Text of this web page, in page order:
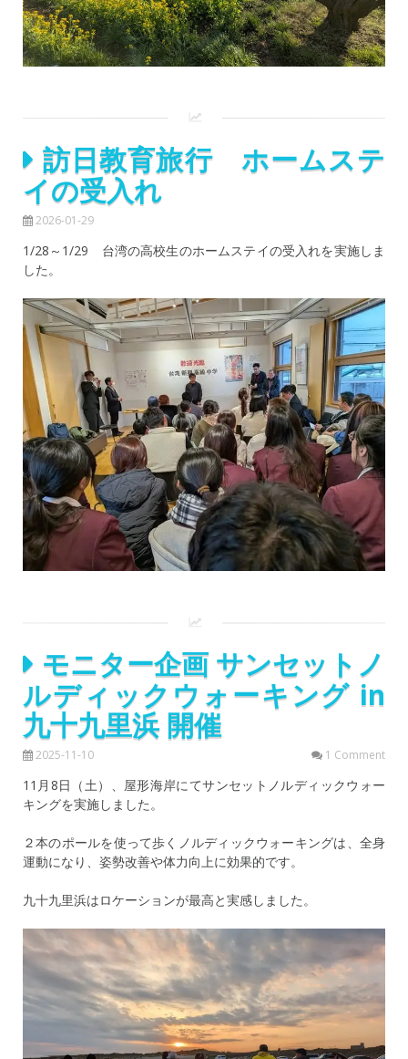
訪日教育旅行 ホームステ
イの受入れ
2026-01-29
1/28～1/29 台湾の高校生のホームステイの受入れを実施しま
した。
モニター企画 サンセットノ
ルディックウォーキング in
九十九里浜 開催
2025-11-10 1 Comment
11月8日（土）、屋形海岸にてサンセットノルディックウォー
キングを実施しました。
２本のポールを使って歩くノルディックウォーキングは、全身
運動になり、姿勢改善や体力向上に効果的です。
九十九里浜はロケーションが最高と実感しました。